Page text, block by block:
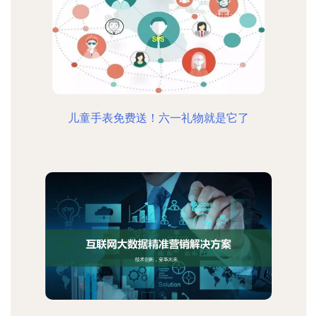
儿童手表免费送！六一礼物就是它了